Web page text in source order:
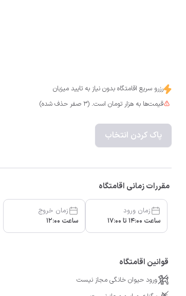
رزرو سریع اقامتگاه بدون نیاز به تایید میزبان
قیمت‌ها به هزار تومان است. (3 صفر حذف شده)
پاک کردن انتخاب
مقررات زمانی اقامتگاه
زمان ورود
ساعت 14:00 تا 17:00
زمان خروج
ساعت 12:00
قوانین اقامتگاه
ورود حیوان خانگی مجاز نیست